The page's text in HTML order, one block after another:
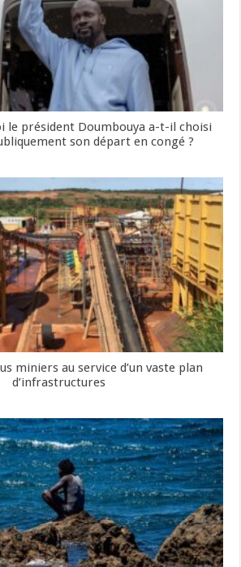
le président Doumbouya a-t-il choisi
son départ en congé ?
miniers au service d’un vaste plan
d’infrastructures